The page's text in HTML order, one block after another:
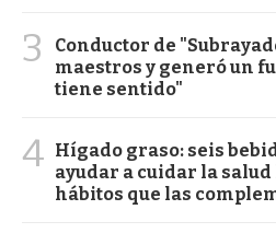
3
Conductor de
maestros y generó un
tiene sentido"
4 Hígado graso: seis
ayudar a cuidar la salud
hábitos que las